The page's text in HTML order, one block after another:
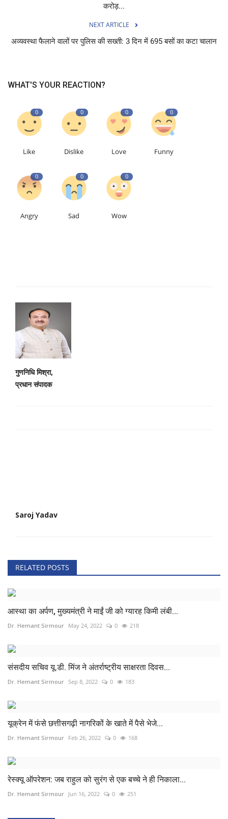
करोड़...
NEXT ARTICLE
अव्यवस्था फैलाने वालों पर पुलिस की सख्ती: 3 दिन में 695 बसों का कटा चालान
WHAT'S YOUR REACTION?
0
Like
0
Dislike
0
Love
0
Funny
0
Angry
0
Sad
0
Wow
गुणनिधि मिश्रा,
प्रधान संपादक
Saroj Yadav
RELATED POSTS
आस्था का अर्पण, मुख्यमंत्री ने माईं जी को ग्यारह किमी लंबी...
Dr. Hemant Sirmour May 24, 2022 0 218
संसदीय सचिव यू.डी. मिंज ने अंतर्राष्ट्रीय साक्षरता दिवस...
Dr. Hemant Sirmour Sep 8, 2022 0 183
यूक्रेन में फंसे छत्तीसगढ़ी नागरिकों के खाते में पैसे भेजे...
Dr. Hemant Sirmour Feb 26, 2022 0 168
रेस्क्यू ऑपरेशन: जब राहुल को सुरंग से एक बच्चे ने ही निकाला...
Dr. Hemant Sirmour Jun 16, 2022 0 251